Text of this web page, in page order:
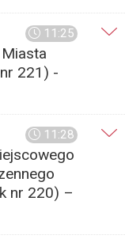
11:25
221) -
11:28
nr 220) –